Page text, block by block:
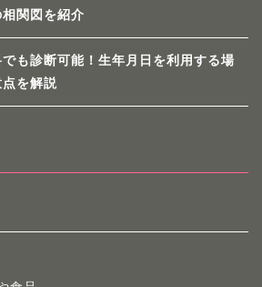
関図を紹介
も診断可能！生年月日を利用する場
を解説